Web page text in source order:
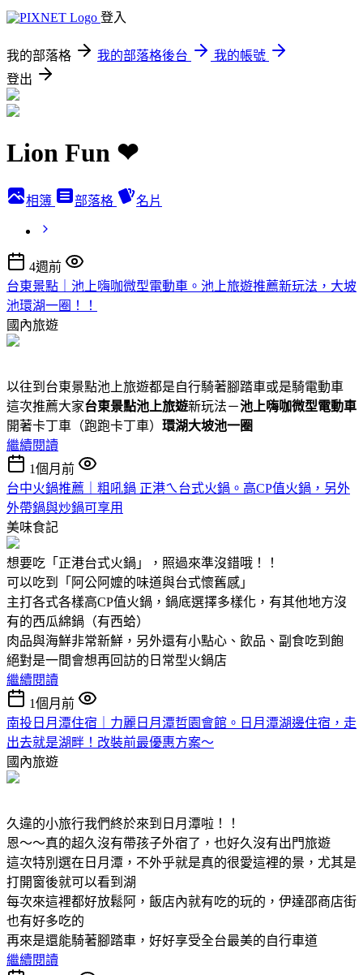
登入
我的部落格 我的部落格後台
我的帳號
登出
Lion Fun ❤
相簿 部落格 名片
4週前
台東景點｜池上嗨咖微型電動車。池上旅遊推薦新玩法，大坡
池環湖一圈！！
國內旅遊
以往到台東景點池上旅遊都是自行騎著腳踏車或是騎電動車
這次推薦大家台東景點池上旅遊新玩法－池上嗨咖微型電動車
開著卡丁車（跑跑卡丁車） 環湖大坡池一圈
繼續閱讀
1個月前
台中火鍋推薦｜粗吼鍋 正港ㄟ台式火鍋。高CP值火鍋，另外
外帶鍋與炒鍋可享用
美味食記
想要吃「正港台式火鍋」，照過來準沒錯哦！！
可以吃到「阿公阿嬤的味道與台式懷舊感」
主打各式各樣高CP值火鍋，鍋底選擇多樣化，有其他地方沒
有的西瓜綿鍋（有西蛤）
肉品與海鮮非常新鮮，另外還有小點心、飲品、副食吃到飽
絕對是一間會想再回訪的日常型火鍋店
繼續閱讀
1個月前
南投日月潭住宿｜力麗日月潭哲園會館。日月潭湖邊住宿，走
出去就是湖畔！改裝前最優惠方案～
國內旅遊
久違的小旅行我們終於來到日月潭啦！！
恩～～真的超久沒有帶孩子外宿了，也好久沒有出門旅遊
這次特別選在日月潭，不外乎就是真的很愛這裡的景，尤其是
打開窗後就可以看到湖
每次來這裡都好放鬆阿，飯店內就有吃的玩的，伊達邵商店街
也有好多吃的
再來是還能騎著腳踏車，好好享受全台最美的自行車道
繼續閱讀